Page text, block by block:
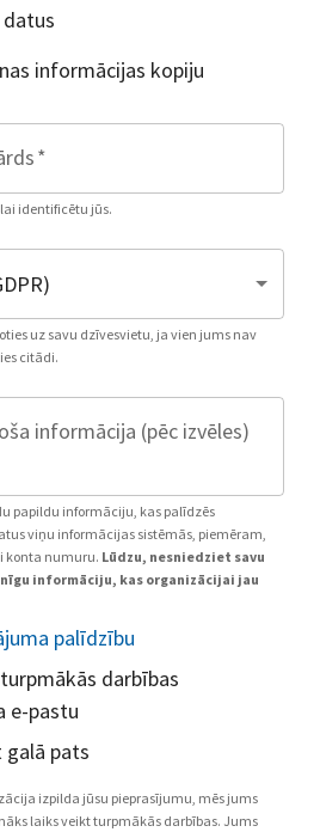
datus
informācijas kopiju
*
identificētu jūs.
uz savu dzīvesvietu, ja vien jums nav
citādi.
informācija (pēc izvēles)
papildu informāciju, kas palīdzēs
viņu informācijas sistēmās, piemēram,
konta numuru. Lūdzu, nesniedziet savu
informāciju, kas organizācijai jau
palīdzību
darbības
e-pastu
galā pats
izpilda jūsu pieprasījumu, mēs jums
laiks veikt turpmākās darbības. Jums